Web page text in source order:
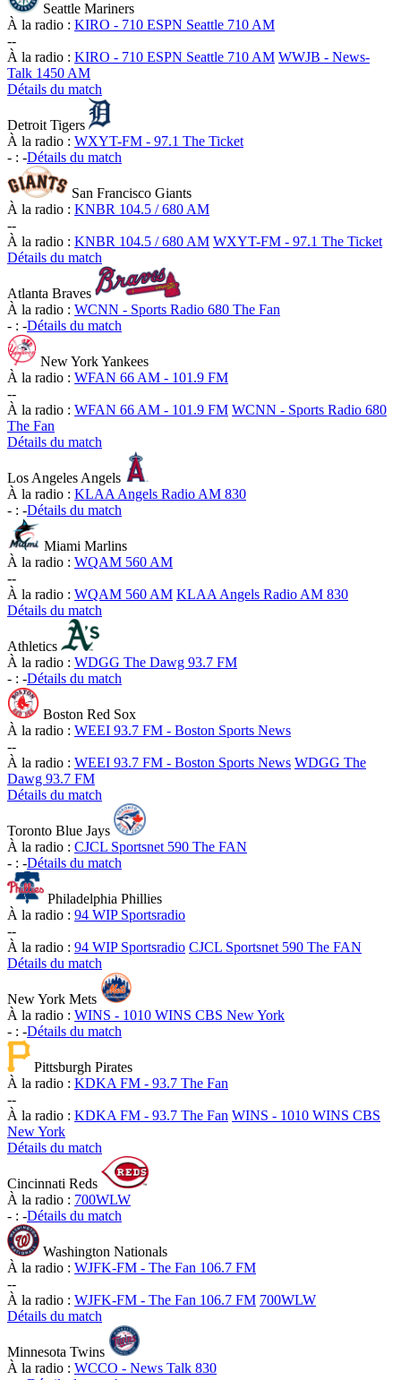
Seattle Mariners
À la radio : KIRO - 710 ESPN Seattle 710 AM
--
À la radio : KIRO - 710 ESPN Seattle 710 AM WWJB - News-
Talk 1450 AM
Détails du match
Detroit Tigers
À la radio : WXYT-FM - 97.1 The Ticket
- : -Détails du match
San Francisco Giants
À la radio : KNBR 104.5 / 680 AM
--
À la radio : KNBR 104.5 / 680 AM WXYT-FM - 97.1 The Ticket
Détails du match
Atlanta Braves
À la radio : WCNN - Sports Radio 680 The Fan
- : -Détails du match
New York Yankees
À la radio : WFAN 66 AM - 101.9 FM
--
À la radio : WFAN 66 AM - 101.9 FM WCNN - Sports Radio 680
The Fan
Détails du match
Los Angeles Angels
À la radio : KLAA Angels Radio AM 830
- : -Détails du match
Miami Marlins
À la radio : WQAM 560 AM
--
À la radio : WQAM 560 AM KLAA Angels Radio AM 830
Détails du match
Athletics
À la radio : WDGG The Dawg 93.7 FM
- : -Détails du match
Boston Red Sox
À la radio : WEEI 93.7 FM - Boston Sports News
--
À la radio : WEEI 93.7 FM - Boston Sports News WDGG The
Dawg 93.7 FM
Détails du match
Toronto Blue Jays
À la radio : CJCL Sportsnet 590 The FAN
- : -Détails du match
Philadelphia Phillies
À la radio : 94 WIP Sportsradio
--
À la radio : 94 WIP Sportsradio CJCL Sportsnet 590 The FAN
Détails du match
New York Mets
À la radio : WINS - 1010 WINS CBS New York
- : -Détails du match
Pittsburgh Pirates
À la radio : KDKA FM - 93.7 The Fan
--
À la radio : KDKA FM - 93.7 The Fan WINS - 1010 WINS CBS
New York
Détails du match
Cincinnati Reds
À la radio : 700WLW
- : -Détails du match
Washington Nationals
À la radio : WJFK-FM - The Fan 106.7 FM
--
À la radio : WJFK-FM - The Fan 106.7 FM 700WLW
Détails du match
Minnesota Twins
À la radio : WCCO - News Talk 830